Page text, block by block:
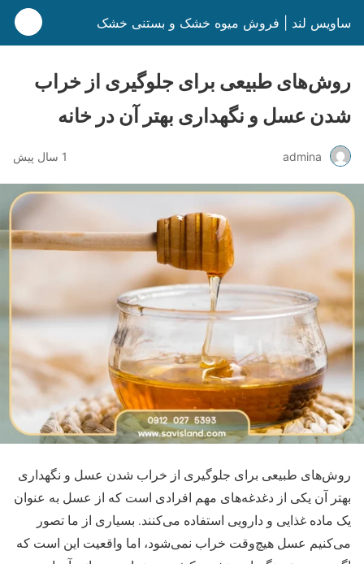
ساویس لند | فروش میوه خشک و بستنی خشک
روش‌های طبیعی برای جلوگیری از خراب
شدن عسل و نگهداری بهتر آن در خانه
admina 1 سال پیش
روش‌های طبیعی برای جلوگیری از خراب شدن عسل و نگهداری
بهتر آن یکی از دغدغه‌های مهم افرادی است که از عسل به عنوان
یک ماده غذایی و دارویی استفاده می‌کنند. بسیاری از ما تصور
می‌کنیم عسل هیچ‌وقت خراب نمی‌شود، اما واقعیت این است که